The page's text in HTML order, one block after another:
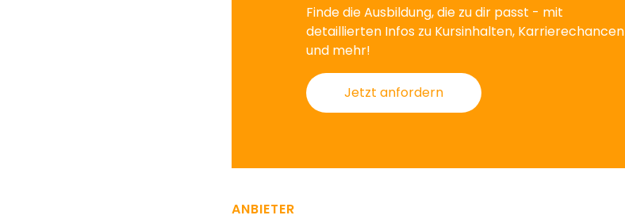
Finde die Ausbildung, die zu dir passt - mit
detaillierten Infos zu Kursinhalten, Karrierechancen
und mehr!
Jetzt anfordern
ANBIETER